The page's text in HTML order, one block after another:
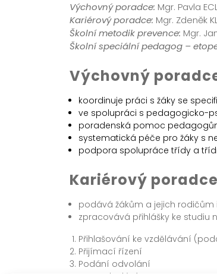
Výchovný poradce: Mgr. Pavla
Kariérový poradce: Mgr. Zdeněk
Školní metodik prevence: Mgr.
Školní speciální pedagog –
Výchovný
koordinuje práci s žáky se
ve spolupráci s pedagogicko-
poradenská pomoc
systematická péče pro žáky s
podpora spolupráce třídy a
Kariérový
podává žákům a jejich
zpracovává přihlášky ke studiu
Přihlašování ke vzdělávání
Přijímací řízení
Podání odvolání